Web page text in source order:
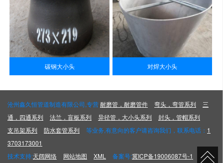
碳钢大小头 对焊大小头
沧州鑫久恒管道制造有限公司,专营耐磨管，耐磨管件 弯头，弯管系列
三
通，四通系列
法兰，盲板系列 异径管，大小头系列
封头，管帽系列
支吊架系列
防水套管系列 等业务,有意向的客户请咨询我们，联系电话： 1
3703173001
技术支持:天阔网络 网站地图 XML 备案号:冀ICP备19006087号-1